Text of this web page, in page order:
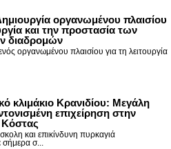
οργανωμένου πλαισίου
και την προστασία των
διαδρομών
οργανωμένου πλαισίου για τη λειτουργία
κλιμάκιο Κρανιδίου: Μεγάλη
επιχείρηση στην
Κόστας
και επικίνδυνη πυρκαγιά
σήμερα σ...